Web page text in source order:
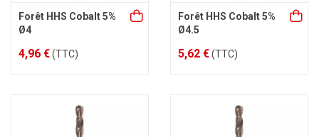
Forêt HHS Cobalt 5%
Ø4
4,96 €(TTC)
Forêt HHS Cobalt 5%
Ø4.5
5,62 €(TTC)